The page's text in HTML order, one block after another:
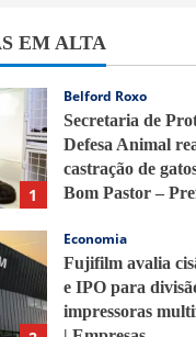
EM ALTA
1
Belford Roxo
Secretaria de
Defesa Animal
castração de
Bom Pastor –
7 de agosto de 2026
Economia
Fujifilm avalia
e IPO para
impressoras